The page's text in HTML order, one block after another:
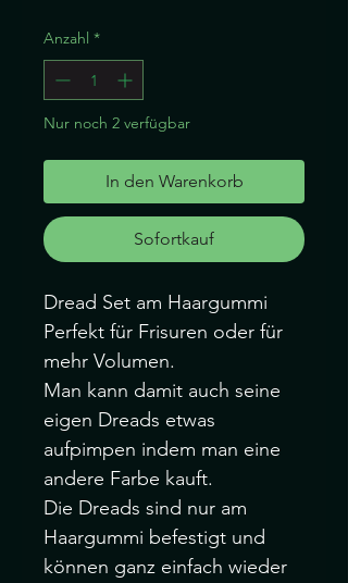
Anzahl *
Nur noch 2 verfügbar
In den Warenkorb
Sofortkauf
Dread Set am Haargummi
Perfekt für Frisuren oder für
mehr Volumen.
Man kann damit auch seine
eigen Dreads etwas
aufpimpen indem man eine
andere Farbe kauft.
Die Dreads sind nur am
Haargummi befestigt und
können ganz einfach wieder